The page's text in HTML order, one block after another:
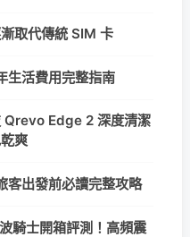
取代傳統 SIM 卡
生活費用完整指南
Qrevo Edge 2 深度清潔
爽
客出發前必讀完整攻略
騎士開箱評測！高頻震